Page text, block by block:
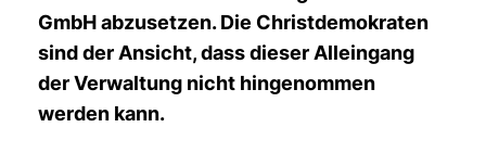
GmbH abzusetzen. Die Christdemokraten
sind der Ansicht, dass dieser Alleingang
der Verwaltung nicht hingenommen
werden kann.